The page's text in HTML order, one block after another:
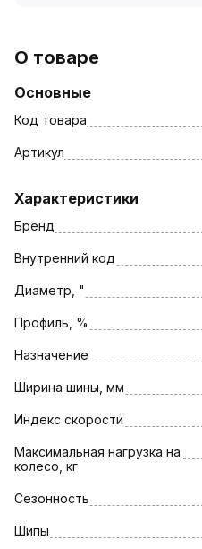
О товаре
Основные
Код товара
Артикул
Характеристики
Бренд
Внутренний код
Диаметр, "
Профиль, %
Назначение
Ширина шины, мм
Индекс скорости
Максимальная нагрузка на
колесо, кг
Сезонность
Шипы